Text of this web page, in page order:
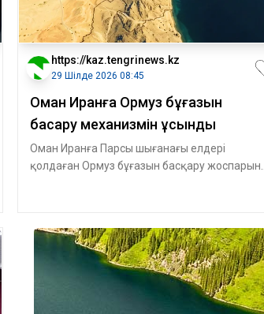
https://kaz.tengrinews.kz
29 Шілде 2026 08:45
Оман Иранға Ормуз бұғазын
басқару механизмін ұсынды
Оман Иранға Парсы шығанағы елдері
қолдаған Ормуз бұғазын басқару жоспарын